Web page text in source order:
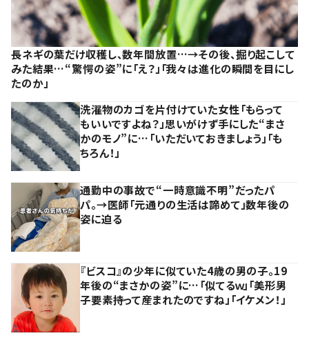
長ネギの葉だけ収穫し、数年間放置…→その後、掘り起こして
みた結果…“驚愕の姿”に「え？」「我々は進化の瞬間を目にし
たのか」
洗濯物のカゴを片付けていた女性「もらって
もいいですよね？」思いがけず手にした“まさ
かのモノ”に…「いただいておきましょう」「も
ちろん！」
通勤中の事故で“一時意識不明”だったパ
パ。→医師「元通りの生活は諦めて」数年後の
姿に迫る
『ビスコ』の少年に似ていた4歳の男の子。19
年後の“まさかの姿”に…「似てるｗ」「美形男
子要素持って産まれたのですね」「イケメン！」